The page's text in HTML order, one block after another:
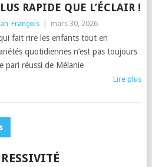
RAPIDE QUE L’ÉCLAIR !
François mars 30, 2026
fait rire les enfants tout en
quotidiennes n’est pas toujours
pari réussi de Mélanie
Lire plus